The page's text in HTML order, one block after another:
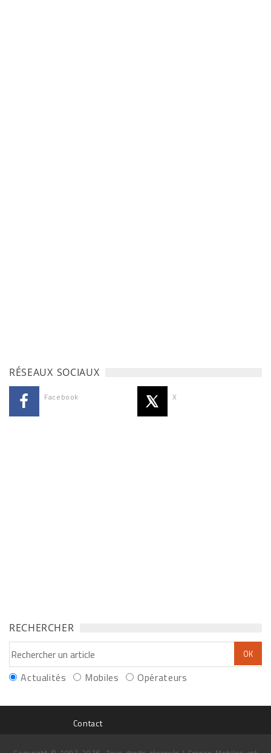
RÉSEAUX SOCIAUX
Facebook X
RECHERCHER
Actualités Mobiles Opérateurs
Contact